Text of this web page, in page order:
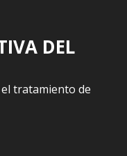
DEL
tratamiento de